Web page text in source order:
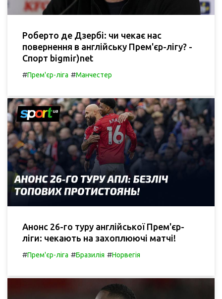
Роберто де Дзербі: чи чекає нас
повернення в англійську Прем'єр-лігу? -
Спорт bigmir)net
#Прем'єр-ліга #Манчестер
Анонс 26-го туру англійської Прем'єр-
ліги: чекають на захоплюючі матчі!
#Прем'єр-ліга #Бразилія #Норвегія